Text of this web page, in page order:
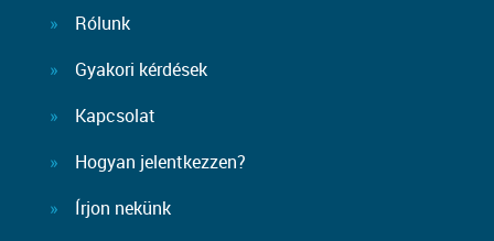
Rólunk
Gyakori kérdések
Kapcsolat
Hogyan jelentkezzen?
Írjon nekünk